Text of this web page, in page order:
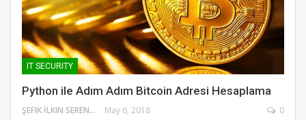
IT SECURITY
Python ile Adım Adım Bitcoin Adresi Hesaplama
ŞEFIK İLKIN SERENGIL May 6, 2018 0